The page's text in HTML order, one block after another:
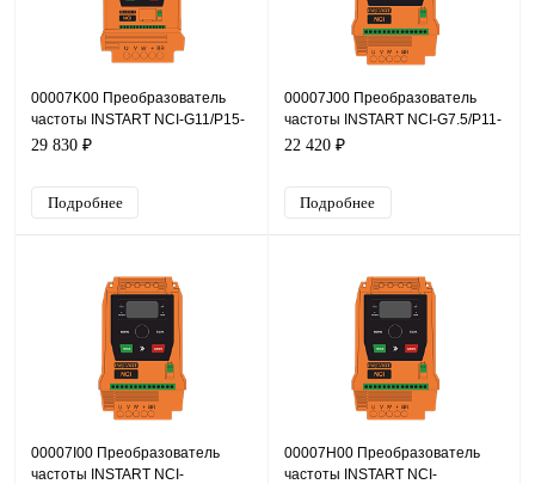
00007K00 Преобразователь
частоты INSTART NCI-G11/P15-
4B +NCI-SM, 380В, 11кВт, 25А
29 830 ₽
Подробнее
00007J00 Преобразователь
частоты INSTART NCI-G7.5/P11-
4B +NCI-SM, 380В, 7,5кВт, 17А
22 420 ₽
Подробнее
00007I00 Преобразователь
частоты INSTART NCI-
00007H00 Преобразователь
частоты INSTART NCI-